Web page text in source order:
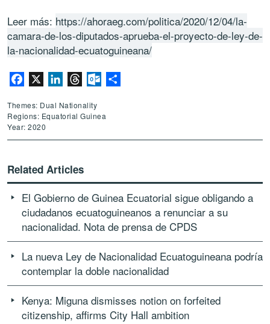
Leer más: https://ahoraeg.com/politica/2020/12/04/la-
camara-de-los-diputados-aprueba-el-proyecto-de-ley-de-
la-nacionalidad-ecuatoguineana/
Facebook LinkedInThreadsOutlook.com
Themes: Dual Nationality
Regions: Equatorial Guinea
Year: 2020
Related Articles
El Gobierno de Guinea Ecuatorial sigue obligando a
ciudadanos ecuatoguineanos a renunciar a su
nacionalidad. Nota de prensa de CPDS
La nueva Ley de Nacionalidad Ecuatoguineana podría
contemplar la doble nacionalidad
Kenya: Miguna dismisses notion on forfeited
citizenship, affirms City Hall ambition